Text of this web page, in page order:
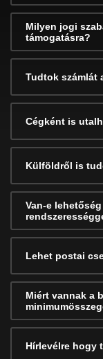
Milyen jogi
támogatásra?
Tudtok számlát
Cégként is
Külföldről is
Van-e
Lehet postai
Miért vannak a
Hírlevélre hogy